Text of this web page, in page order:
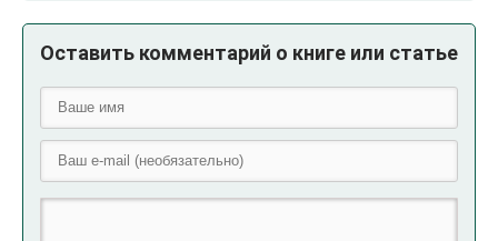
Оставить комментарий о книге или статье